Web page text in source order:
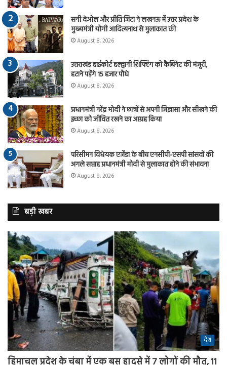
सनी देओल और प्रीति जिंटा ने लखनऊ में उत्तर प्रदेश के
मुख्यमंत्री योगी आदित्यनाथ से मुलाकात की
August 8, 2026
उत्तराखंड हाईकोर्ट हल्द्वानी शिफ्टिंग को कैबिनेट की मंजूरी,
हटाने पड़ेंगे 15 हजार पौधे
August 8, 2026
प्रधानमंत्री नरेंद्र मोदी ने छात्रों से अपनी जिज्ञासा और सीखने की
इच्छा को जीवित रखने का आग्रह किया
August 8, 2026
परिसीमन विधेयक एजेंडा के बीच एनसीपी-एसपी सांसदों की
अगले सप्ताह प्रधानमंत्री मोदी से मुलाकात होने की संभावना
August 8, 2026
बड़ी खबर
देश
हिमाचल प्रदेश के चंबा में एक बस हादसे में 7 लोगों की मौत, 11